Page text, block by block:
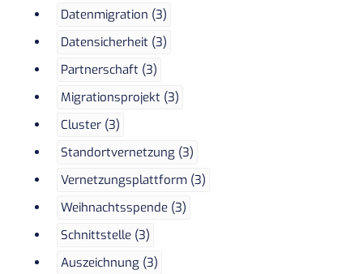
Datenmigration (3)
Datensicherheit (3)
Partnerschaft (3)
Migrationsprojekt (3)
Cluster (3)
Standortvernetzung (3)
Vernetzungsplattform (3)
Weihnachtsspende (3)
Schnittstelle (3)
Auszeichnung (3)